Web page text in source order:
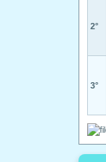
2°
3°